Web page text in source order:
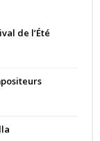
de l’Été